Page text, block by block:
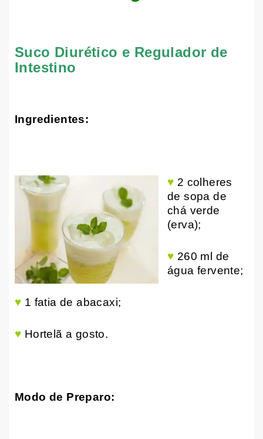
Suco Diurético e Regulador de
Intestino
Ingredientes:
♥ 2 colheres
de sopa de
chá verde
(erva);
♥ 260 ml de
água fervente;
♥ 1 fatia de abacaxi;
♥ Hortelã a gosto.
Modo de Preparo: